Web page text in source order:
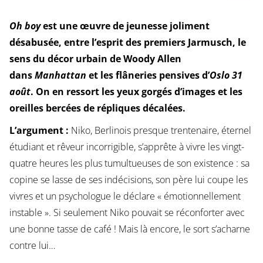
Oh boyest une œuvre de jeunesse joliment
désabusée, entre l’esprit des premiers Jarmusch, le
sens du décor urbain de Woody Allen
dansManhattan et les flâneries pensives d’Oslo 31
août. On en ressort les yeux gorgés d’images et les
oreilles bercées de répliques décalées.
L’argument : Niko, Berlinois presque trentenaire, éternel
étudiant et rêveur incorrigible, s’apprête à vivre les vingt-
quatre heures les plus tumultueuses de son existence : sa
copine se lasse de ses indécisions, son père lui coupe les
vivres et un psychologue le déclare « émotionnellement
instable ». Si seulement Niko pouvait se réconforter avec
une bonne tasse de café ! Mais là encore, le sort s’acharne
contre lui…